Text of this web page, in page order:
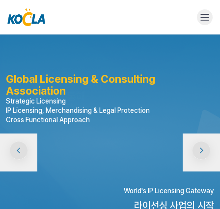
Global Licensing & Consulting
Association
Strategic Licensing
IP Licensing, Merchandising & Legal Protection
Cross Functional Approach
World's IP Licensing Gateway
라이선싱 사업의 시작